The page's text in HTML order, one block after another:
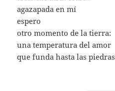
agazapada en mí
espero
otro momento de la tierra:
una temperatura del amor
que funda hasta las piedras